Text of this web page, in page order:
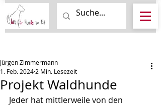
Projekt Waldhunde
Jürgen Zimmermann
1. Feb. 2024 2 Min. Lesezeit
Jeder hat mittlerweile von den